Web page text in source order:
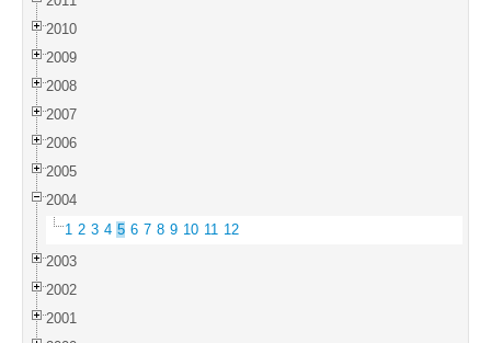
2010
2009
2008
2007
2006
2005
2004
1 2 3 4 5 6 7 8 9 10 11 12
2003
2002
2001